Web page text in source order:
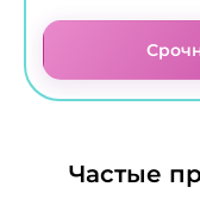
Частые